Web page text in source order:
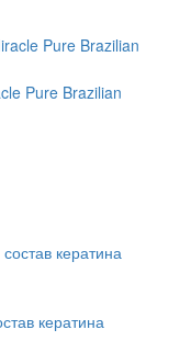
Pure Brazilian
кератина